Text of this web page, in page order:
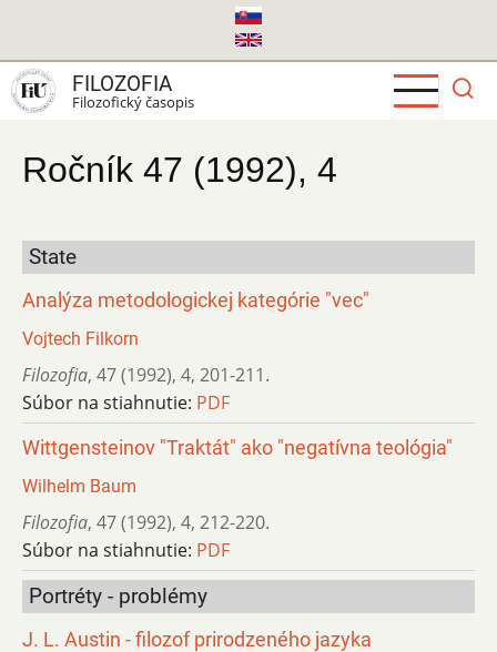
hlavný
obsah
FILOZOFIA
Filozofický časopis
Ročník 47 (1992), 4
State
Analýza metodologickej kategórie "vec"
Vojtech Filkorn
Filozofia, 47 (1992), 4, 201-211.
Súbor na stiahnutie: PDF
Wittgensteinov "Traktát" ako "negatívna teológia"
Wilhelm Baum
Filozofia, 47 (1992), 4, 212-220.
Súbor na stiahnutie: PDF
Portréty - problémy
J. L. Austin - filozof prirodzeného jazyka